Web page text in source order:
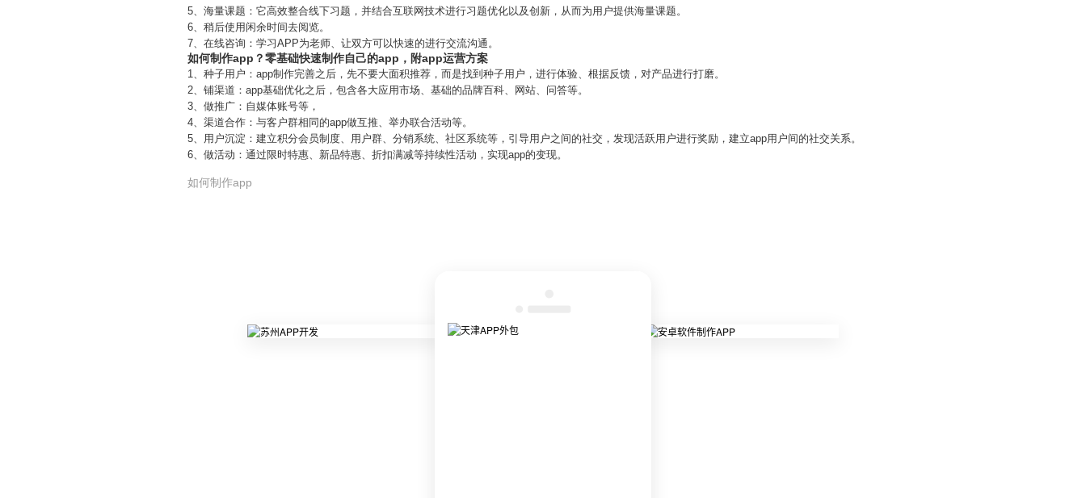
5、海量课题：它高效整合线下习题，并结合互联网技术进行习题优化以及创新，从而为用户提供海量课题。
6、稍后使用闲余时间去阅览。
7、在线咨询：学习APP为老师、让双方可以快速的进行交流沟通。
如何制作app？零基础快速制作自己的app，附app运营方案
1、种子用户：app制作完善之后，先不要大面积推荐，而是找到种子用户，进行体验、根据反馈，对产品进行打磨。
2、铺渠道：app基础优化之后，包含各大应用市场、基础的品牌百科、网站、问答等。
3、做推广：自媒体账号等，
4、渠道合作：与客户群相同的app做互推、举办联合活动等。
5、用户沉淀：建立积分会员制度、用户群、分销系统、社区系统等，引导用户之间的社交，发现活跃用户进行奖励，建立app用户间的社交关系。
6、做活动：通过限时特惠、新品特惠、折扣满减等持续性活动，实现app的变现。
如何制作app